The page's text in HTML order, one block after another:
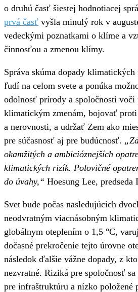
o druhú časť šiestej hodnotiacej
prvá časť vyšla minulý rok v
vedeckými poznatkami o klíme a
činnosťou a zmenou klímy.
Správa skúma dopady
ľudí na celom svete a ponúka
odolnosť prírody a spoločnosti voči
klimatickým zmenám, bojovať proti
a nerovnosti, a udržať Zem ako
pre súčasnosť aj pre budúcnosť.
okamžitých a ambicióznejších
klimatických rizík. Polovičné
do úvahy,“ Hoesung Lee, predseda
Svet bude počas nasledujúcich
neodvratným viacnásobným
globálnym oteplením o 1,5 °C,
dočasné prekročenie tejto úrovne
následok ďalšie vážne dopady, z
nezvratné. Riziká pre spoločnosť
pre infraštruktúru a nízko položené